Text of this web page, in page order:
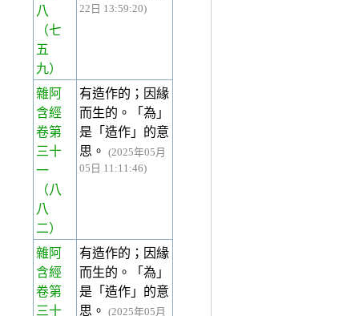
八
（七
五
九）
22日 13:59:20)
雜阿
含經
卷第
三十
一
（八
八
二）
有造作的；因緣
而生的。「為」
是「造作」的意
思。
(2025年05月
05日 11:11:46)
雜阿
含經
卷第
三十
有造作的；因緣
而生的。「為」
是「造作」的意
思。
(2025年05月